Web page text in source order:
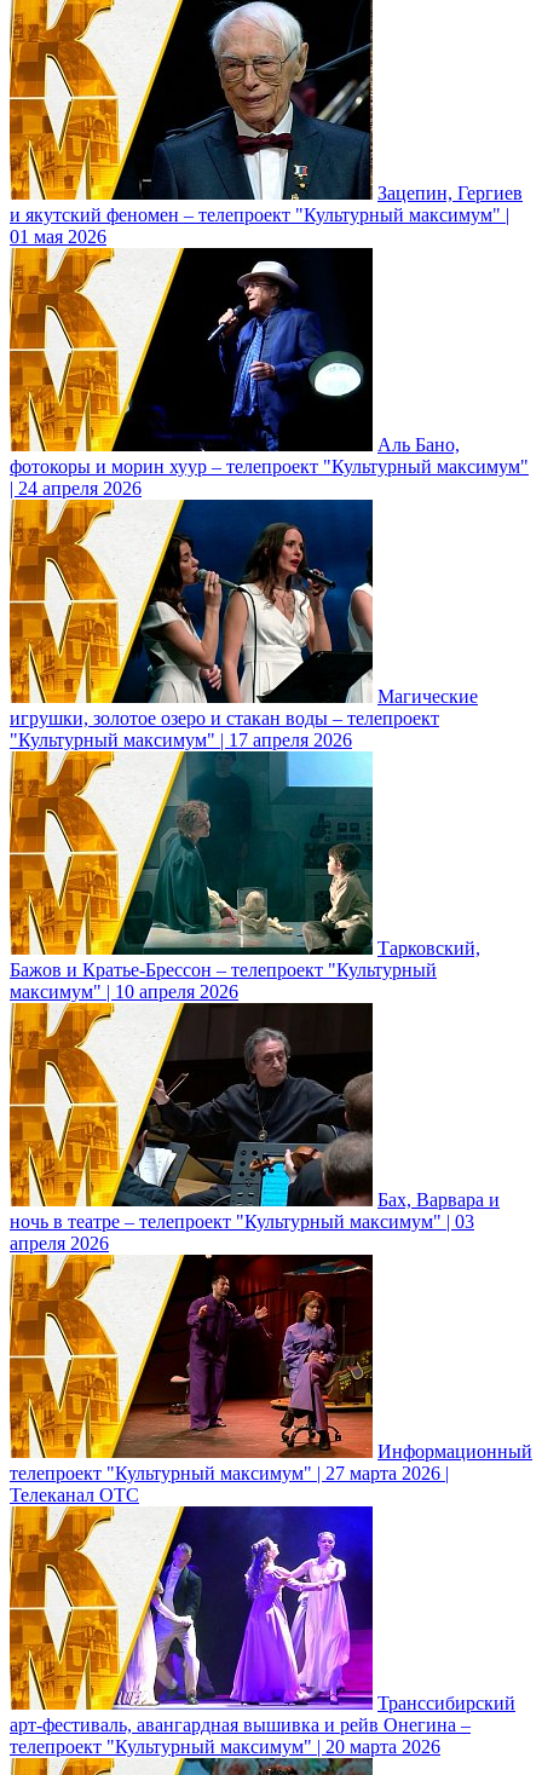
Зацепин, Гергиев
и якутский феномен – телепроект "Культурный максимум" |
01 мая 2026
Аль Бано,
фотокоры и морин хуур – телепроект "Культурный максимум"
| 24 апреля 2026
Магические
игрушки, золотое озеро и стакан воды – телепроект
"Культурный максимум" | 17 апреля 2026
Тарковский,
Бажов и Кратье-Брессон – телепроект "Культурный
максимум" | 10 апреля 2026
Бах, Варвара и
ночь в театре – телепроект "Культурный максимум" | 03
апреля 2026
Информационный
телепроект "Культурный максимум" | 27 марта 2026 |
Телеканал ОТС
Транссибирский
арт-фестиваль, авангардная вышивка и рейв Онегина –
телепроект "Культурный максимум" | 20 марта 2026